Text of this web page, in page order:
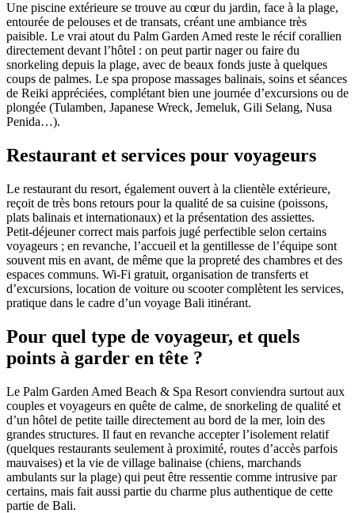
Une piscine extérieure se trouve au cœur du jardin, face à la plage,
entourée de pelouses et de transats, créant une ambiance très
paisible. Le vrai atout du Palm Garden Amed reste le récif corallien
directement devant l’hôtel : on peut partir nager ou faire du
snorkeling depuis la plage, avec de beaux fonds juste à quelques
coups de palmes. Le spa propose massages balinais, soins et séances
de Reiki appréciées, complétant bien une journée d’excursions ou de
plongée (Tulamben, Japanese Wreck, Jemeluk, Gili Selang, Nusa
Penida…).
Restaurant et services pour voyageurs
Le restaurant du resort, également ouvert à la clientèle extérieure,
reçoit de très bons retours pour la qualité de sa cuisine (poissons,
plats balinais et internationaux) et la présentation des assiettes.
Petit‑déjeuner correct mais parfois jugé perfectible selon certains
voyageurs ; en revanche, l’accueil et la gentillesse de l’équipe sont
souvent mis en avant, de même que la propreté des chambres et des
espaces communs. Wi‑Fi gratuit, organisation de transferts et
d’excursions, location de voiture ou scooter complètent les services,
pratique dans le cadre d’un voyage Bali itinérant.
Pour quel type de voyageur, et quels
points à garder en tête ?
Le Palm Garden Amed Beach & Spa Resort conviendra surtout aux
couples et voyageurs en quête de calme, de snorkeling de qualité et
d’un hôtel de petite taille directement au bord de la mer, loin des
grandes structures. Il faut en revanche accepter l’isolement relatif
(quelques restaurants seulement à proximité, routes d’accès parfois
mauvaises) et la vie de village balinaise (chiens, marchands
ambulants sur la plage) qui peut être ressentie comme intrusive par
certains, mais fait aussi partie du charme plus authentique de cette
partie de Bali.